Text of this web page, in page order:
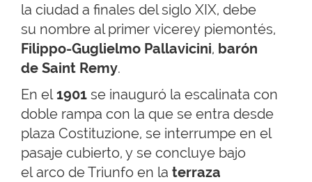
la ciudad a finales del siglo XIX, debe
su nombre al primer vicerey piemontés,
Filippo-Guglielmo Pallavicini, barón
de Saint Remy.
En el1901 se inauguró la escalinata con
doble rampa con la que se entra desde
plaza Costituzione, se interrumpe en el
pasaje cubierto, y se concluye bajo
el arco de Triunfo en la terraza